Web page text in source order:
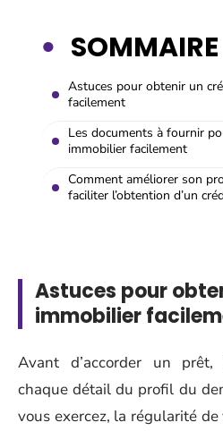
SOMMAIRE
Astuces pour obtenir un
facilement
Les documents à fournir
immobilier facilement
Comment améliorer son
faciliter l’obtention d’un
Astuces pour
immobilier
Avant d’accorder un
chaque détail du profil du
vous exercez, la régularité